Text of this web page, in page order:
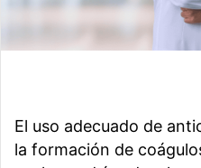
El uso adecuado de
la formación de